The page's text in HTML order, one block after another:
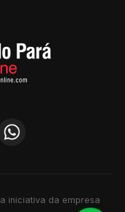
iniciativa da empresa